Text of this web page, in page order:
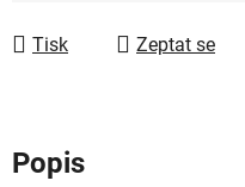
Tisk Zeptat se
Popis